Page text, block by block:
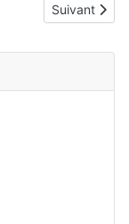
Article
Suivant